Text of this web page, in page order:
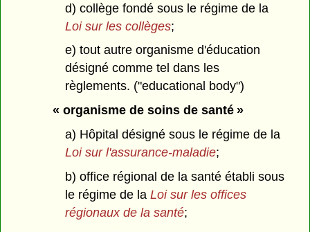
d) collège fondé sous le régime de la
Loi sur les collèges;
e) tout autre organisme d'éducation
désigné comme tel dans les
règlements. ("educational body")
« organisme de soins de santé »
a) Hôpital désigné sous le régime de la
Loi sur l'assurance-maladie;
b) office régional de la santé établi sous
le régime de la Loi sur les offices
régionaux de la santé;